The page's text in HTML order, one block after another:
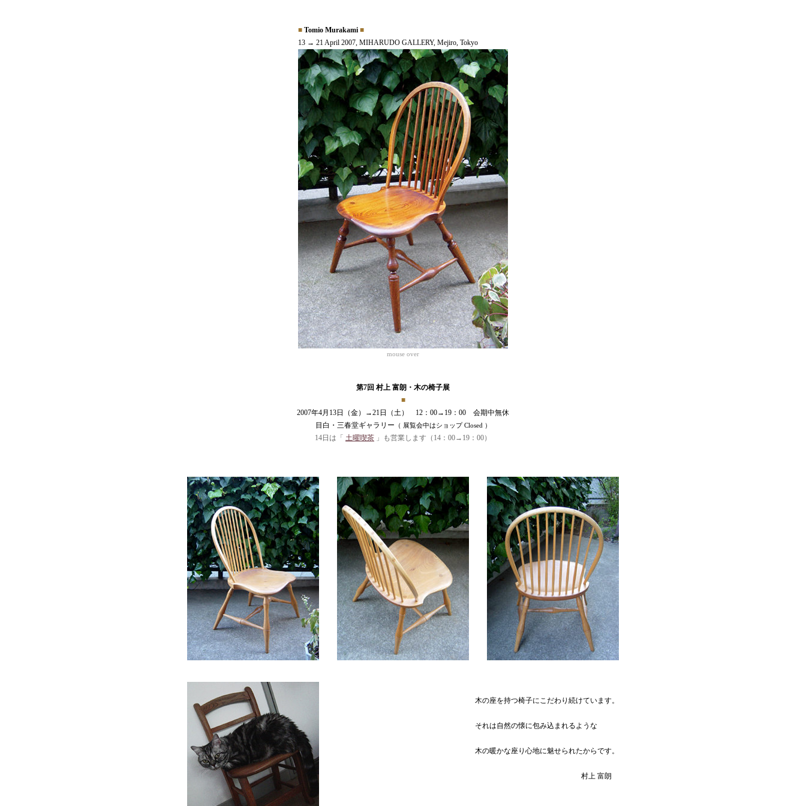
■ Tomio Murakami ■
13 → 21 April 2007, MIHARUDO GALLERY, Mejiro, Tokyo
mouse over
第7回 村上 富朗・木の椅子展
■
2007年4月13日（金）→21日（土） 12：00→19：00 会期中無休
目白・三春堂ギャラリー （ 展覧会中はショップ Closed ）
14日は「 土曜喫茶 」も営業します（14：00→19：00）
木の座を持つ椅子にこだわり続けています。
それは自然の懐に包み込まれるような
木の暖かな座り心地に魅せられたからです。
村上 富朗